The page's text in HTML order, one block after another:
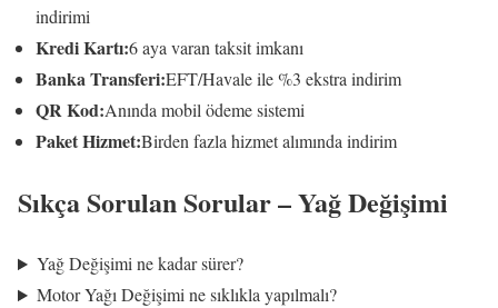
indirimi
Kredi Kartı:6 aya varan taksit imkanı
Banka Transferi:EFT/Havale ile %3 ekstra indirim
QR Kod:Anında mobil ödeme sistemi
Paket Hizmet:Birden fazla hizmet alımında indirim
Sıkça Sorulan Sorular – Yağ Değişimi
Yağ Değişimi ne kadar sürer?
Motor Yağı Değişimi ne sıklıkla yapılmalı?